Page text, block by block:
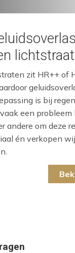
zit HR++ of
is bij
een
andere om deze
én verkopen